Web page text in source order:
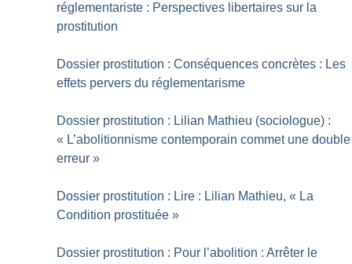
réglementariste : Perspectives libertaires sur la
prostitution
Dossier prostitution : Conséquences concrètes : Les
effets pervers du réglementarisme
Dossier prostitution : Lilian Mathieu (sociologue) :
« L’abolitionnisme contemporain commet une double
erreur »
Dossier prostitution : Lire : Lilian Mathieu, « La
Condition prostituée »
Dossier prostitution : Pour l’abolition : Arrêter le